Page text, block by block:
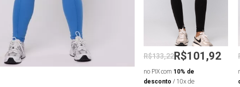
R$107,67R$87,21 R$133,22R$101,92
no PIX com 10% de
desconto / 10x de